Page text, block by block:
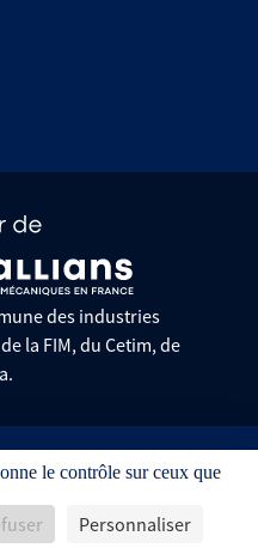
des industries
la FIM, du Cetim, de
le contrôle sur ceux que
Personnaliser